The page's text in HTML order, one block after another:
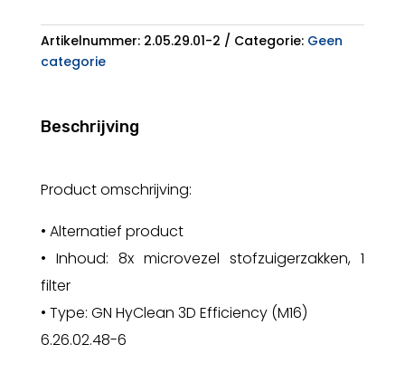
Artikelnummer: 2.05.29.01-2 Categorie: Geen
categorie
Beschrijving
Product omschrijving:
• Alternatief product
• Inhoud: 8x microvezel stofzuigerzakken, 1
filter
• Type: GN HyClean 3D Efficiency (M16)
6.26.02.48-6